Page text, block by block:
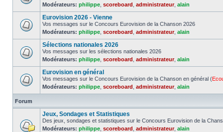
Modérateurs: philippe scoreboard administrateur, alain
Eurovision 2026 - Vienne
Vos messages sur le Concours Eurovision de la Chanson 2026
Modérateurs: philippe scoreboard administrateur, alain
Sélections nationales 2026
Vos messages sur les sélections nationales 2026
Modérateurs: philippe scoreboard administrateur, alain
Eurovision en général
Vos messages sur le Concours Eurovision de la Chanson en général (
Modérateurs: philippe scoreboard administrateur, alain
Forum
Jeux, Sondages et Statistiques
Des jeux, sondages et statistiques sur le Concours Eurovision de la
Modérateurs: philippe scoreboard administrateur, alain